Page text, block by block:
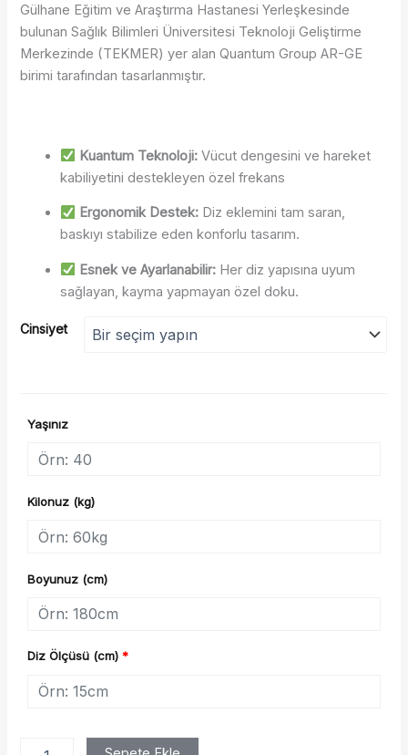
Gülhane Eğitim ve Araştırma Hastanesi Yerleşkesinde
bulunan Sağlık Bilimleri Üniversitesi Teknoloji Geliştirme
Merkezinde (TEKMER) yer alan Quantum Group AR-GE
birimi tarafından tasarlanmıştır.
Kuantum Teknoloji:Vücut dengesini ve hareket
kabiliyetini destekleyen özel frekans
Ergonomik Destek:Diz eklemini tam saran,
baskıyı stabilize eden konforlu tasarım.
Esnek ve Ayarlanabilir:Her diz yapısına uyum
sağlayan, kayma yapmayan özel doku.
Cinsiyet
Yaşınız
Kilonuz (kg)
Boyunuz (cm)
Diz Ölçüsü (cm) *